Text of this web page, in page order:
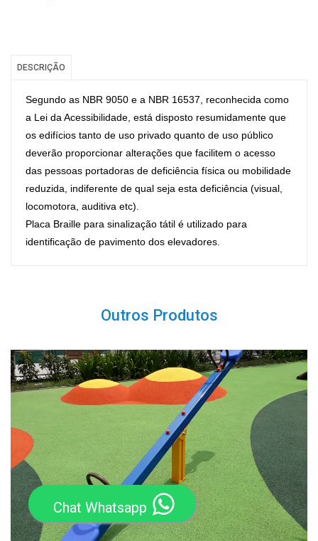
Chat Whatsapp
DESCRIÇÃO
Segundo as NBR 9050 e a NBR 16537, reconhecida como
a Lei da Acessibilidade, está disposto resumidamente que
os edifícios tanto de uso privado quanto de uso público
deverão proporcionar alterações que facilitem o acesso
das pessoas portadoras de deficiência física ou mobilidade
reduzida, indiferente de qual seja esta deficiência (visual,
locomotora, auditiva etc).
Placa Braille para sinalização tátil é utilizado para
identificação de pavimento dos elevadores.
Outros Produtos